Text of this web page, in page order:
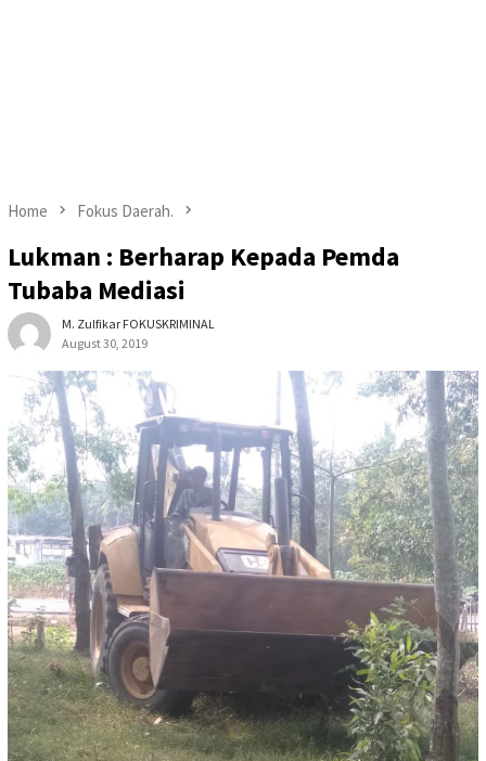
Home Fokus Daerah.
Lukman : Berharap Kepada Pemda
Tubaba Mediasi
M. Zulfikar FOKUSKRIMINAL
August 30, 2019